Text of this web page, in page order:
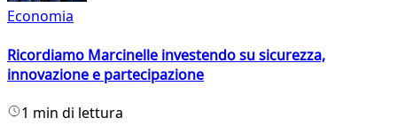
Economia
Ricordiamo Marcinelle investendo su sicurezza,
innovazione e partecipazione
1 min di lettura